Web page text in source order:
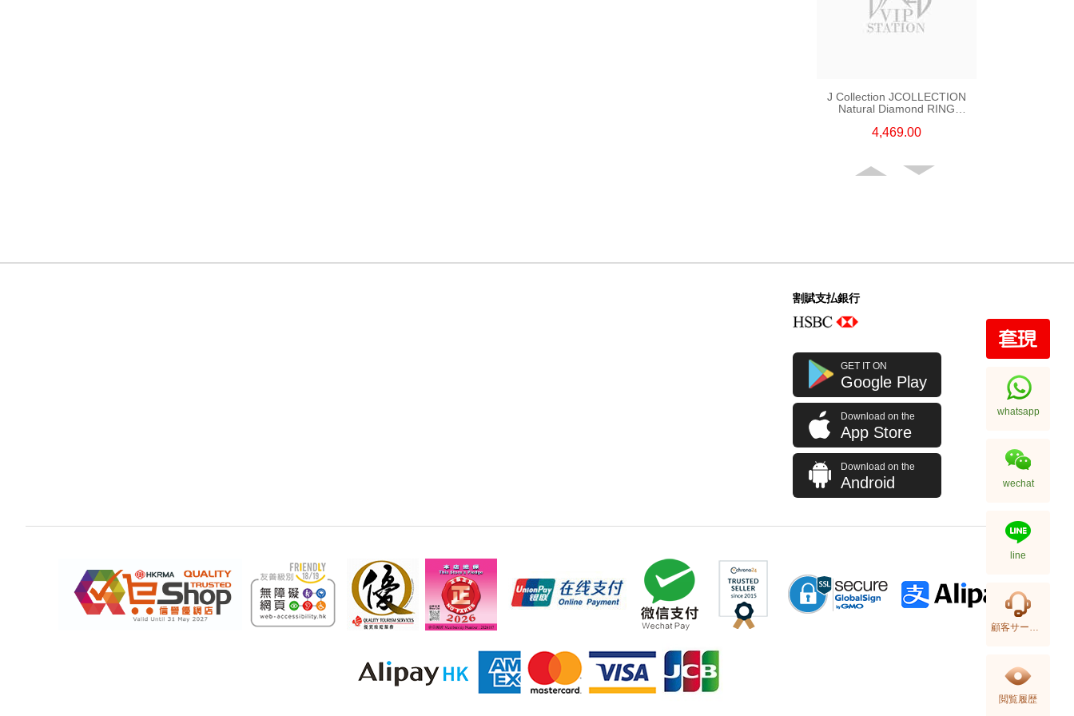
J Collection JCOLLECTION
Natural Diamond RING
CT23 RDDI 0.31 CT18KR 2.62
4,469.00
J Collection JCOLLECTION
Natural Diamond RING
W/DIAMOND 70 RDDI 0.63
CT18KW 4.45 GM (CZ)
7,114.00
割賦支払銀行
GET IT ON
Google Play
Download on the
App Store
Download on the
Android
whatsapp
wechat
line
顧客サービス
閲覧履歴